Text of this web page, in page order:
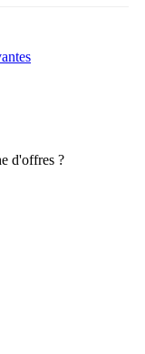
d'offres ?